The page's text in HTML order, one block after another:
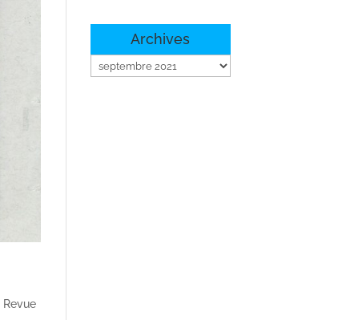
Revue
Archives
Archives